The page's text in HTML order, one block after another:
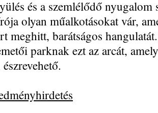
és a szemlélődő nyugalom
olyan műalkotásokat vár,
meghitt, barátságos
parknak ezt az arcát,